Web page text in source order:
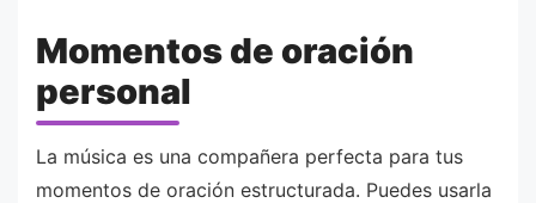
Momentos de oración
personal
La música es una compañera perfecta para tus
momentos de oración estructurada. Puedes usarla